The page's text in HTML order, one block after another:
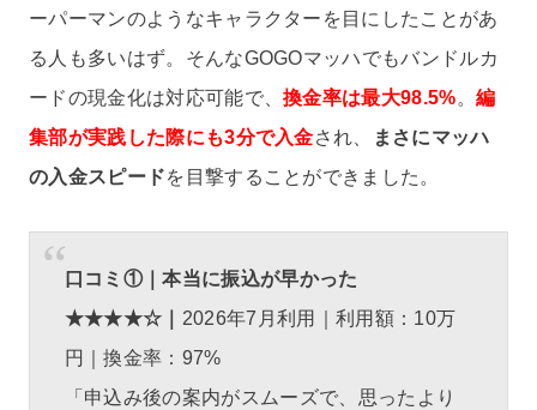
ーパーマンのようなキャラクターを目にしたことがあ
る人も多いはず。そんなGOGOマッハでもバンドルカ
ードの現金化は対応可能で、換金率は最大98.5%。編
集部が実践した際にも3分で入金され、
まさにマッハ
の入金スピードを目撃することができました。
口コミ①｜本当に振込が早かった
★★★★☆｜ 2026年7月利用｜利用額：10万
円｜換金率：97%
「申込み後の案内がスムーズで、思ったより